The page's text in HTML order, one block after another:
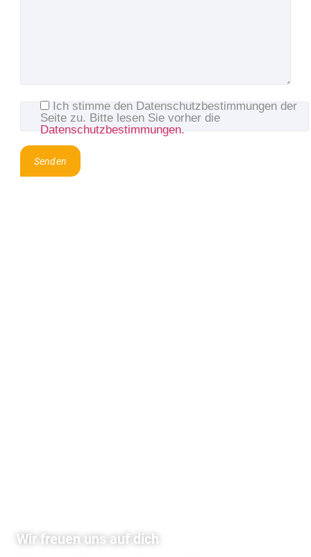
Bitte lasse dieses Feld leer.
Ich stimme den Datenschutzbestimmungen der
Seite zu. Bitte lesen Sie vorher die
Datenschutzbestimmungen.
Wir freuen uns auf dich